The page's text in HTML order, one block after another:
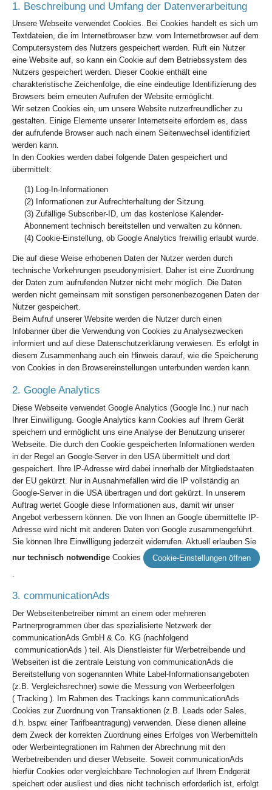
1. Beschreibung und Umfang der Datenverarbeitung
Unsere Webseite verwendet Cookies. Bei Cookies handelt es sich um
Textdateien, die im Internetbrowser bzw. vom Internetbrowser auf dem
Computersystem des Nutzers gespeichert werden. Ruft ein Nutzer
eine Website auf, so kann ein Cookie auf dem Betriebssystem des
Nutzers gespeichert werden. Dieser Cookie enthält eine
charakteristische Zeichenfolge, die eine eindeutige Identifizierung des
Browsers beim erneuten Aufrufen der Website ermöglicht.
Wir setzen Cookies ein, um unsere Website nutzerfreundlicher zu
gestalten. Einige Elemente unserer Internetseite erfordern es, dass
der aufrufende Browser auch nach einem Seitenwechsel identifiziert
werden kann.
In den Cookies werden dabei folgende Daten gespeichert und
übermittelt:
(1) Log-In-Informationen
(2) Informationen zur Aufrechterhaltung der Sitzung.
(3) Zufällige Subscriber-ID, um das kostenlose Kalender-
Abonnement technisch bereitstellen und verwalten zu können.
(4) Cookie-Einstellung, ob Google Analytics freiwillig erlaubt wurde.
Die auf diese Weise erhobenen Daten der Nutzer werden durch
technische Vorkehrungen pseudonymisiert. Daher ist eine Zuordnung
der Daten zum aufrufenden Nutzer nicht mehr möglich. Die Daten
werden nicht gemeinsam mit sonstigen personenbezogenen Daten der
Nutzer gespeichert.
Beim Aufruf unserer Website werden die Nutzer durch einen
Infobanner über die Verwendung von Cookies zu Analysezwecken
informiert und auf diese Datenschutzerklärung verwiesen. Es erfolgt in
diesem Zusammenhang auch ein Hinweis darauf, wie die Speicherung
von Cookies in den Browsereinstellungen unterbunden werden kann.
2. Google Analytics
Diese Webseite verwendet Google Analytics (Google Inc.) nur nach
Ihrer Einwilligung. Google Analytics kann Cookies auf Ihrem Gerät
speichern und ermöglicht uns eine Analyse der Benutzung unserer
Webseite. Die durch den Cookie gespeicherten Informationen werden
in der Regel an Google-Server in den USA übermittelt und dort
gespeichert. Ihre IP-Adresse wird dabei innerhalb der Mitgliedstaaten
der EU gekürzt. Nur in Ausnahmefällen wird die IP vollständig an
Google-Server in die USA übertragen und dort gekürzt. In unserem
Auftrag wertet Google diese Informationen aus, damit wir unser
Angebot verbessern können. Die von Ihnen an Google übermittelte IP-
Adresse wird nicht mit anderen Daten von Google zusammengeführt.
Sie können Ihre Einwilligung jederzeit widerrufen. Aktuell erlauben Sie
nur technisch notwendige Cookies
Cookie-Einstellungen öffnen
3. communicationAds
Der Webseitenbetreiber nimmt an einem oder mehreren
Partnerprogrammen über das spezialisierte Netzwerk der
communicationAds GmbH & Co. KG (nachfolgend
communicationAds ) teil. Als Dienstleister für Werbetreibende und
Webseiten ist die zentrale Leistung von communicationAds die
Bereitstellung von sogenannten White Label-Informationsangeboten
(z.B. Vergleichsrechner) sowie die Messung von Werbeerfolgen
( Tracking ). Im Rahmen des Trackings kann communicationAds
Cookies zur Zuordnung von Transaktionen (z.B. Leads oder Sales,
d.h. bspw. einer Tarifbeantragung) verwenden. Diese dienen alleine
dem Zweck der korrekten Zuordnung eines Erfolges von Werbemitteln
oder Werbeintegrationen im Rahmen der Abrechnung mit den
Werbetreibenden und dieser Webseite. Soweit communicationAds
hierfür Cookies oder vergleichbare Technologien auf Ihrem Endgerät
speichert oder ausliest und dies nicht technisch erforderlich ist, erfolgt